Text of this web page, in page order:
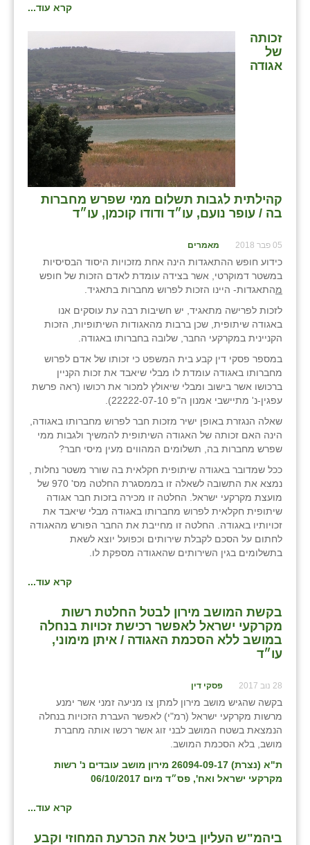
קרא עוד...
זכותה
של
אגודה
קהילתית לגבות תשלום ממי שפרש מחברות
בה / עופר נועם, עו״ד ודודו קוכמן, עו״ד
05 פבר 2018 מאמרים
כידוע חופש ההתאגדות הינה אחת מזכויות היסוד הבסיסיות
במשטר דמוקרטי, אשר בצידה עומדת לאדם הזכות של חופש
מהתאגדות- היינו הזכות לפרוש מחברות בתאגיד.
לזכות לפרישה מתאגיד, יש חשיבות רבה עת עוסקים אנו
באגודה שיתופית, שכן ברבות מהאגודות השיתופיות, הזכות
הקניינית במקרקעי החבר, שלובה בחברותו באגודה.
במספר פסקי דין קבע בית המשפט כי זכותו של אדם לפרוש
מחברותו באגודה עומדת לו מבלי שיאבד את זכות הקניין
ברכושו אשר בישוב ומבלי שיאולץ למכור את רכושו (ראה פרשת
עפגין-נ' מתיישבי אמנון ה"פ 22222-07-10).
שאלה הנגזרת באופן ישיר מזכות חבר לפרוש מחברותו באגודה,
הינה האם זכותה של האגודה השיתופית להמשיך ולגבות ממי
שפרש מחברות בה, תשלומים המהווים מעין מיסי חבר?
ככל שמדובר באגודה שיתופית חקלאית בה שורר משטר נחלות ,
נמצא את התשובה לשאלה זו בממסגרת החלטה מס' 970 של
מועצת מקרקעי ישראל. החלטה זו מכירה בזכות חבר אגודה
שיתופית חקלאית לפרוש מחברותו באגודה מבלי שיאבד את
זכויותיו באגודה. החלטה זו מחייבת את החבר הפורש מהאגודה
לחתום על הסכם לקבלת שירותים וכפועל יוצא לשאת
בתשלומים בגין השירותים שהאגודה מספקת לו.
קרא עוד...
בקשת המושב מירון לבטל החלטת רשות
מקרקעי ישראל לאפשר רכישת זכויות בנחלה
במושב ללא הסכמת האגודה / איתן מימוני,
עו״ד
28 נוב 2017 פסקי דין
בקשה שהגיש מושב מירון למתן צו מניעה זמני אשר ימנע
מרשות מקרקעי ישראל (רמ"י) לאפשר העברת הזכויות בנחלה
הנמצאת בשטח המושב לבני זוג אשר רכשו אותה מחברת
מושב, בלא הסכמת המושב.
ת"א (נצרת) 26094-09-17 מירון מושב עובדים נ' רשות
מקרקעי ישראל ואח', פס״ד מיום 06/10/2017
קרא עוד...
ביהמ"ש העליון ביטל את הכרעת המחוזי וקבע
חרב לאת
יבול (מורג)
כפר ביאליק
כפר מישר
כפר מע״ש
כפר מרדכי
כפר סבא (אגרא)
כפר שמריהו
מגשימים
מישר
מכורה
מנחמיה
נאות הכיכר
נווה אטי״ב
עין חצבה
עין תמר
קורנית
קלחים
רימונים
רמת הדר